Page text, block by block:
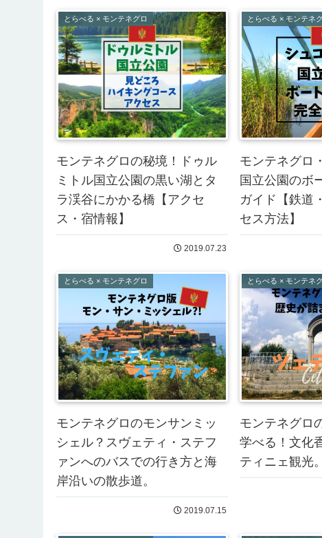
とらべる × モンテネグロ
モンテネグロの秘境！ドゥル
ミトル国立公園の黒い湖とタ
ラ渓谷にかかる橋【アクセ
ス・宿情報】
2019.07.23
とらべる × モンテネ
モンテネグロ
国立公園のボ
ガイド【鉄道
セス方法】
とらべる × モンテネグロ
モンテネグロのモンサンミッ
シェル？スヴェティ・ステフ
ァンへのバスでの行き方と海
岸沿いの散歩道。
2019.07.15
とらべる × モンテネ
モンテネグロ
学べる！文化
ティニェ観光。